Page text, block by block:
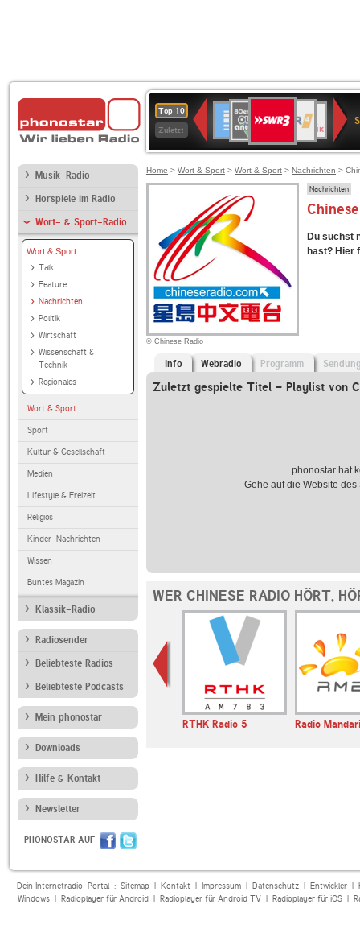
Top 10
Zuletzt
Deutschlandfunk
80er
90er
OLDIE
ANTENNE
4
KLASSIK
SWR
Kultur
NDR
2
Musik-Radio
Hörspiele im Radio
Wort- & Sport-Radio
Wort & Sport
Talk
Feature
Nachrichten
Politik
Wirtschaft
Wissenschaft &
Technik
Regionales
Wort & Sport
Sport
Kultur & Gesellschaft
Medien
Lifestyle & Freizeit
Religiös
Kinder-Nachrichten
Wissen
Buntes Magazin
Klassik-Radio
Radiosender
Beliebteste Radios
Beliebteste Podcasts
Mein phonostar
Downloads
Hilfe & Kontakt
Newsletter
PHONOSTAR AUF
Home > Wort & Sport > Wort & Sport > Nachrichten >
© Chinese Radio
Nachrichten
Du suchst
hast? Hier
Info Webradio Programm
Zuletzt gespielte Titel - Playlist von
phonostar hat
Gehe auf die Website des
WER CHINESE RADIO HÖRT,
RTHK Radio 2 RTHK Radio 5 Radio
Dein Internetradio-Portal : Sitemap| Kontakt| Impressum| Datenschutz| Entwickler|
Windows| Radioplayer für Android| Radioplayer für Android TV| Radioplayer für iOS|